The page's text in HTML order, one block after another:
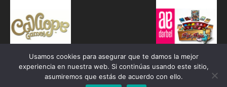
Usamos cookies para asegurar que te damos la mejor
experiencia en nuestra web. Si continúas usando este sitio,
asumiremos que estás de acuerdo con ello.